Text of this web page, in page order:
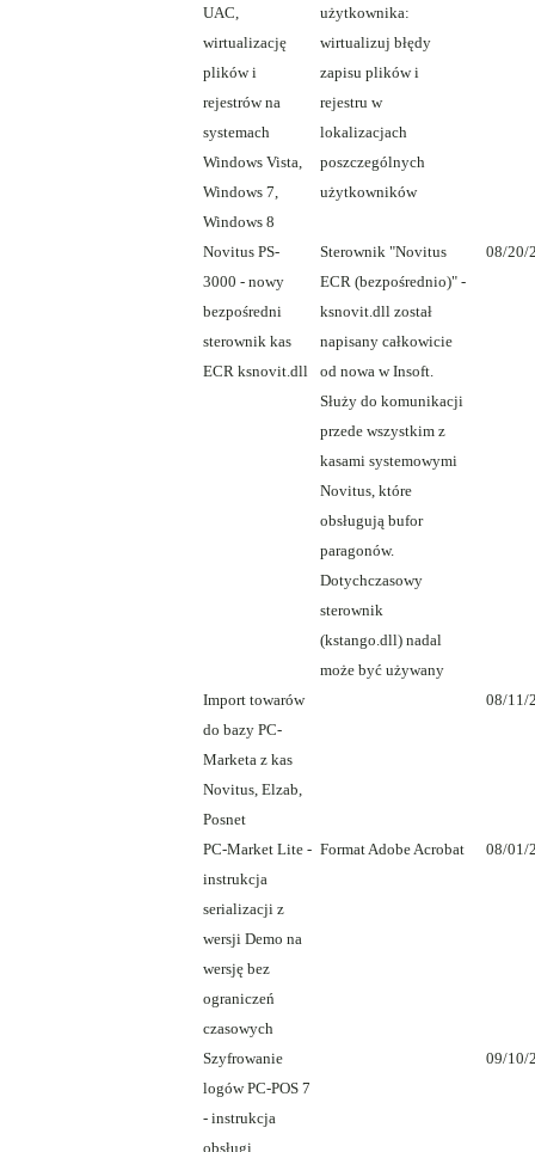
UAC,
wirtualizację
plików i
rejestrów na
systemach
Windows Vista,
Windows 7,
Windows 8
użytkownika:
wirtualizuj błędy
zapisu plików i
rejestru w
lokalizacjach
poszczególnych
użytkowników
Novitus PS-
3000 - nowy
bezpośredni
sterownik kas
ECR ksnovit.dll
Sterownik "Novitus
ECR (bezpośrednio)" -
ksnovit.dll został
napisany całkowicie
od nowa w Insoft.
Służy do komunikacji
przede wszystkim z
kasami systemowymi
Novitus, które
obsługują bufor
paragonów.
Dotychczasowy
sterownik
(kstango.dll) nadal
może być używany
08/20/
Import towarów
do bazy PC-
Marketa z kas
Novitus, Elzab,
Posnet
08/11/
PC-Market Lite -
instrukcja
serializacji z
wersji Demo na
wersję bez
ograniczeń
czasowych
Format Adobe Acrobat 08/01/
Szyfrowanie
logów PC-POS 7
- instrukcja
obsługi
09/10/